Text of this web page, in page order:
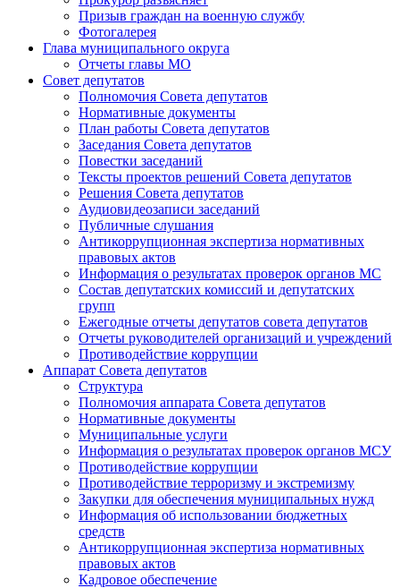
Призыв граждан на военную службу
Фотогалерея
Глава муниципального округа
Отчеты главы МО
Совет депутатов
Полномочия Совета депутатов
Нормативные документы
План работы Совета депутатов
Заседания Cовета депутатов
Повестки заседаний
Тексты проектов решений Совета депутатов
Решения Совета депутатов
Аудиовидеозаписи заседаний
Публичные слушания
Антикоррупционная экспертиза нормативных
правовых актов
Информация о результатах проверок органов МС
Состав депутатских комиссий и депутатских
групп
Ежегодные отчеты депутатов совета депутатов
Отчеты руководителей организаций и учреждений
Противодействие коррупции
Аппарат Совета депутатов
Структура
Полномочия аппарата Совета депутатов
Нормативные документы
Муниципальные услуги
Информация о результатах проверок органов МСУ
Противодействие коррупции
Противодействие терроризму и экстремизму
Закупки для обеспечения муниципальных нужд
Информация об использовании бюджетных
средств
Антикоррупционная экспертиза нормативных
правовых актов
Кадровое обеспечение